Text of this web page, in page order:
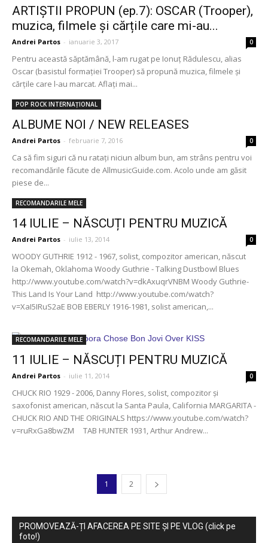
ARTIȘTII PROPUN (ep.7): OSCAR (Trooper),
muzica, filmele și cărțile care mi-au...
Andrei Partos - ianuarie 3, 2017 0
Pentru această săptămână, l-am rugat pe Ionuț Rădulescu, alias
Oscar (basistul formației Trooper) să propună muzica, filmele și
cărțile care l-au marcat. Aflați mai...
POP ROCK INTERNAȚIONAL
ALBUME NOI / NEW RELEASES
Andrei Partos - februarie 7, 2016 0
Ca să fim siguri că nu ratați niciun album bun, am strâns pentru voi
recomandările făcute de AllmusicGuide.com. Acolo unde am găsit
piese de...
RECOMANDARILE MELE
14 IULIE – NĂSCUȚI PENTRU MUZICĂ
Andrei Partos - iulie 13, 2014 0
WOODY GUTHRIE 1912 - 1967, solist, compozitor american, născut
la Okemah, Oklahoma Woody Guthrie - Talking Dustbowl Blues
http://www.youtube.com/watch?v=dkAxuqrVNBM Woody Guthrie-
This Land Is Your Land http://www.youtube.com/watch?
v=XaI5IRuS2aE BOB EBERLY 1916-1981, solist american,...
RECOMANDARILE MELE
11 IULIE – NĂSCUȚI PENTRU MUZICĂ
Andrei Partos - iulie 11, 2014 0
CHUCK RIO 1929 - 2006, Danny Flores, solist, compozitor şi
saxofonist american, născut la Santa Paula, California MARGARITA -
CHUCK RIO AND THE ORIGINALS https://www.youtube.com/watch?
v=ruRxGa8bwZM TAB HUNTER 1931, Arthur Andrew...
1 2
PROMOVEAZĂ-ȚI AFACEREA PE SITE ȘI PE VLOG (click pe
foto!)